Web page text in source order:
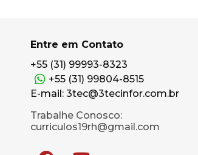
Entre em Contato
+55 (31) 99993-8323
+55 (31) 99804-8515
E-mail: 3tec@3tecinfor.com.br
Trabalhe Conosco:
curriculos19rh@gmail.com